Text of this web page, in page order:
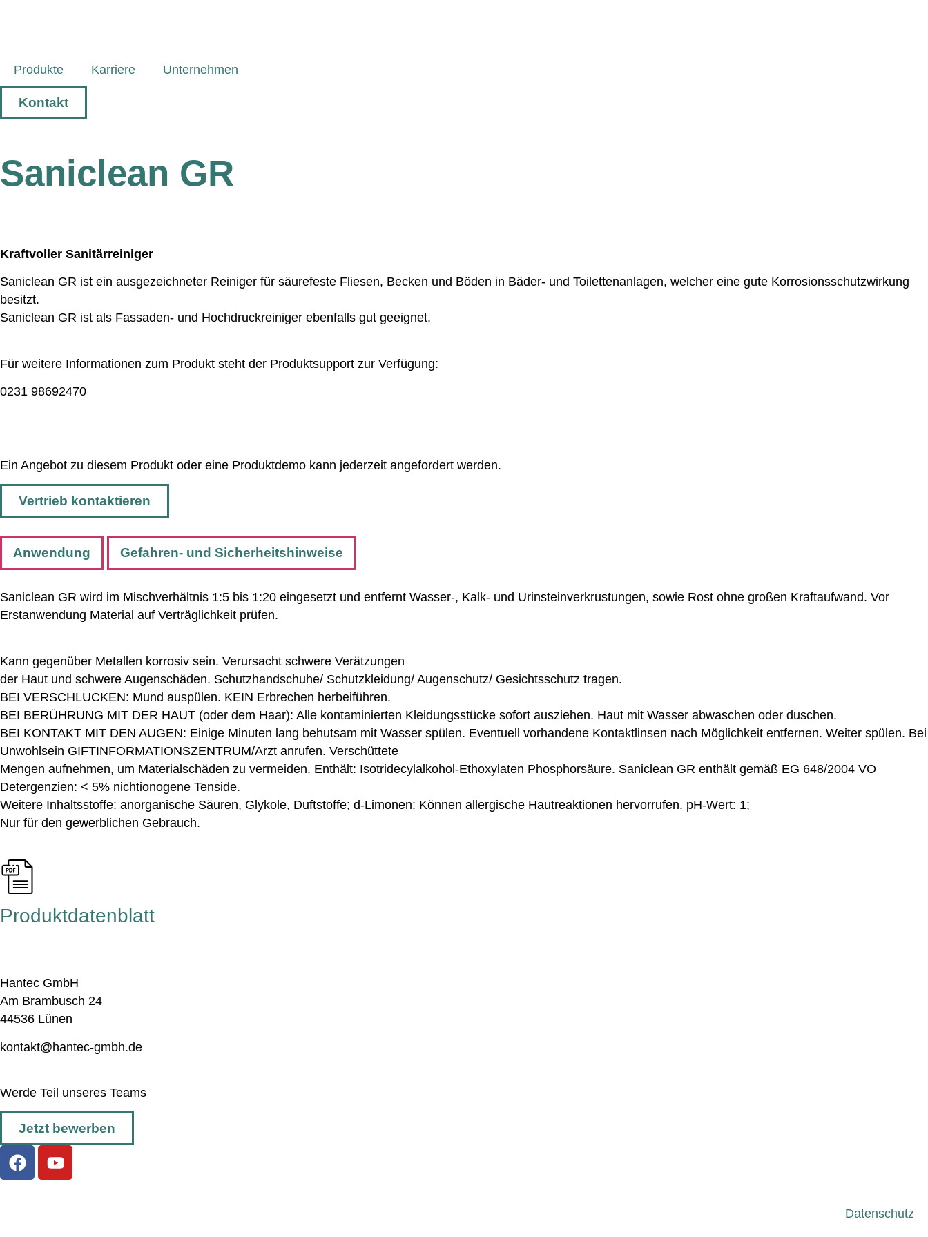
Produkte Karriere Unternehmen
Kontakt
Saniclean GR
Kraftvoller Sanitärreiniger
Saniclean GR ist ein ausgezeichneter Reiniger für säurefeste Fliesen, Becken und Böden in Bäder- und Toilettenanlagen, welcher eine gute Korrosionsschutzwirkung
besitzt.
Saniclean GR ist als Fassaden- und Hochdruckreiniger ebenfalls gut geeignet.
Für weitere Informationen zum Produkt steht der Produktsupport zur Verfügung:
0231 98692470
Ein Angebot zu diesem Produkt oder eine Produktdemo kann jederzeit angefordert werden.
Vertrieb kontaktieren
Anwendung Gefahren- und Sicherheitshinweise
Saniclean GR wird im Mischverhältnis 1:5 bis 1:20 eingesetzt und entfernt Wasser-, Kalk- und Urinsteinverkrustungen, sowie Rost ohne großen Kraftaufwand. Vor
Erstanwendung Material auf Verträglichkeit prüfen.
Kann gegenüber Metallen korrosiv sein. Verursacht schwere Verätzungen
der Haut und schwere Augenschäden. Schutzhandschuhe/ Schutzkleidung/ Augenschutz/ Gesichtsschutz tragen.
BEI VERSCHLUCKEN: Mund auspülen. KEIN Erbrechen herbeiführen.
BEI BERÜHRUNG MIT DER HAUT (oder dem Haar): Alle kontaminierten Kleidungsstücke sofort ausziehen. Haut mit Wasser abwaschen oder duschen.
BEI KONTAKT MIT DEN AUGEN: Einige Minuten lang behutsam mit Wasser spülen. Eventuell vorhandene Kontaktlinsen nach Möglichkeit entfernen. Weiter spülen. Bei
Unwohlsein GIFTINFORMATIONSZENTRUM/Arzt anrufen. Verschüttete
Mengen aufnehmen, um Materialschäden zu vermeiden. Enthält: Isotridecylalkohol-Ethoxylaten Phosphorsäure. Saniclean GR enthält gemäß EG 648/2004 VO
Detergenzien: < 5% nichtionogene Tenside.
Weitere Inhaltsstoffe: anorganische Säuren, Glykole, Duftstoffe; d-Limonen: Können allergische Hautreaktionen hervorrufen. pH-Wert: 1;
Nur für den gewerblichen Gebrauch.
Produktdatenblatt
Hantec GmbH
Am Brambusch 24
44536 Lünen
kontakt@hantec-gmbh.de
Werde Teil unseres Teams
Jetzt bewerben
Datenschutz